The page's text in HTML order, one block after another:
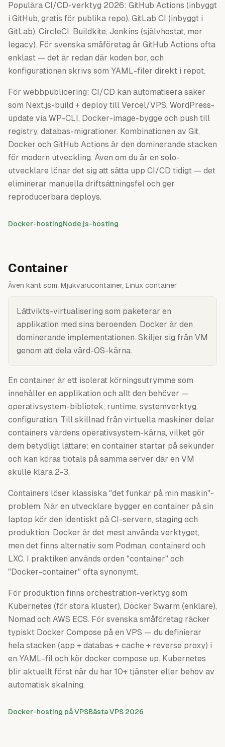
Populära CI/CD-verktyg 2026: GitHub Actions (inbyggt
i GitHub, gratis för publika repo), GitLab CI (inbyggt i
GitLab), CircleCI, Buildkite, Jenkins (självhostat, mer
legacy). För svenska småföretag är GitHub Actions ofta
enklast — det är redan där koden bor, och
konfigurationen skrivs som YAML-filer direkt i repot.
För webbpublicering: CI/CD kan automatisera saker
som Next.js-build + deploy till Vercel/VPS, WordPress-
update via WP-CLI, Docker-image-bygge och push till
registry, databas-migrationer. Kombinationen av Git,
Docker och GitHub Actions är den dominerande stacken
för modern utveckling. Även om du är en solo-
utvecklare lönar det sig att sätta upp CI/CD tidigt — det
eliminerar manuella driftsättningsfel och ger
reproducerbara deploys.
Docker-hostingNode.js-hosting
Container
Även känt som: Mjukvarucontainer, Linux container
Lättvikts-virtualisering som paketerar en
applikation med sina beroenden. Docker är den
dominerande implementationen. Skiljer sig från VM
genom att dela värd-OS-kärna.
En container är ett isolerat körningsutrymme som
innehåller en applikation och allt den behöver —
operativsystem-bibliotek, runtime, systemverktyg,
configuration. Till skillnad från virtuella maskiner delar
containers värdens operativsystem-kärna, vilket gör
dem betydligt lättare: en container startar på sekunder
och kan köras tiotals på samma server där en VM
skulle klara 2-3.
Containers löser klassiska "det funkar på min maskin"-
problem. När en utvecklare bygger en container på sin
laptop kör den identiskt på CI-servern, staging och
produktion. Docker är det mest använda verktyget,
men det finns alternativ som Podman, containerd och
LXC. I praktiken används orden "container" och
"Docker-container" ofta synonymt.
För produktion finns orchestration-verktyg som
Kubernetes (för stora kluster), Docker Swarm (enklare),
Nomad och AWS ECS. För svenska småföretag räcker
typiskt Docker Compose på en VPS — du definierar
hela stacken (app + databas + cache + reverse proxy) i
en YAML-fil och kör docker compose up. Kubernetes
blir aktuellt först när du har 10+ tjänster eller behov av
automatisk skalning.
Docker-hosting på VPSBästa VPS 2026